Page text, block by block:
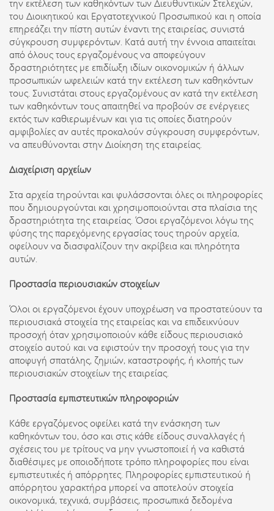
την εκτέλεση των καθηκόντων των Διευθυντικών Στελεχών,
του Διοικητικού και Εργατοτεχνικού Προσωπικού και η οποία
επηρεάζει την πίστη αυτών έναντι της εταιρείας, συνιστά
σύγκρουση συμφερόντων. Κατά αυτή την έννοια απαιτείται
από όλους τους εργαζομένους να αποφεύγουν
δραστηριότητες με επιδίωξη ιδίων οικονομικών ή άλλων
προσωπικών ωφελειών κατά την εκτέλεση των καθηκόντων
τους. Συνιστάται στους εργαζομένους αν κατά την εκτέλεση
των καθηκόντων τους απαιτηθεί να προβούν σε ενέργειες
εκτός των καθιερωμένων και για τις οποίες διατηρούν
αμφιβολίες αν αυτές προκαλούν σύγκρουση συμφερόντων,
να απευθύνονται στην Διοίκηση της εταιρείας.
Διαχείριση αρχείων
Στα αρχεία τηρούνται και φυλάσσονται όλες οι πληροφορίες
που δημιουργούνται και χρησιμοποιούνται στα πλαίσια της
δραστηριότητα της εταιρείας. Όσοι εργαζόμενοι λόγω της
φύσης της παρεχόμενης εργασίας τους τηρούν αρχεία,
οφείλουν να διασφαλίζουν την ακρίβεια και πληρότητα
αυτών.
Προστασία περιουσιακών στοιχείων
Όλοι οι εργαζόμενοι έχουν υποχρέωση να προστατεύουν τα
περιουσιακά στοιχεία της εταιρείας και να επιδεικνύουν
προσοχή όταν χρησιμοποιούν κάθε είδους περιουσιακό
στοιχείο αυτού και να εφιστούν την προσοχή τους για την
αποφυγή σπατάλης, ζημιών, καταστροφής, ή κλοπής των
περιουσιακών στοιχείων της εταιρείας.
Προστασία εμπιστευτικών πληροφοριών
Κάθε εργαζόμενος οφείλει κατά την ενάσκηση των
καθηκόντων του, όσο και στις κάθε είδους συναλλαγές ή
σχέσεις του με τρίτους να μην γνωστοποιεί ή να καθιστά
διαθέσιμες με οποιοδήποτε τρόπο πληροφορίες που είναι
εμπιστευτικές ή απόρρητες. Πληροφορίες εμπιστευτικού ή
απόρρητου χαρακτήρα μπορεί να αποτελούν στοιχεία
οικονομικά, τεχνικά, συμβάσεις, προσωπικά δεδομένα